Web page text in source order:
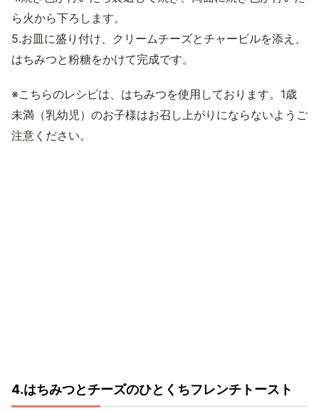
ら火から下ろします。
5.お皿に盛り付け、クリームチーズとチャービルを添え、
はちみつと粉糖をかけて完成です。
※こちらのレシピは、はちみつを使用しております。1歳
未満（乳幼児）のお子様はお召し上がりにならないようご
注意ください。
4.はちみつとチーズのひとくちフレンチトースト